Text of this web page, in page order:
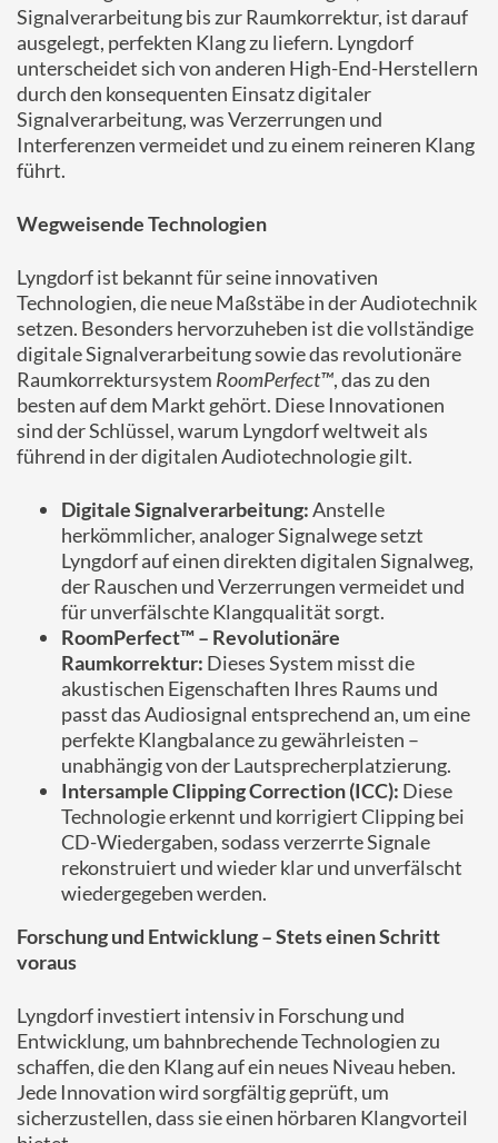
Signalverarbeitung bis zur Raumkorrektur, ist darauf
ausgelegt, perfekten Klang zu liefern. Lyngdorf
unterscheidet sich von anderen High-End-Herstellern
durch den konsequenten Einsatz digitaler
Signalverarbeitung, was Verzerrungen und
Interferenzen vermeidet und zu einem reineren Klang
führt.
Wegweisende Technologien
Lyngdorf ist bekannt für seine innovativen
Technologien, die neue Maßstäbe in der Audiotechnik
setzen. Besonders hervorzuheben ist die vollständige
digitale Signalverarbeitung sowie das revolutionäre
Raumkorrektursystem RoomPerfect™, das zu den
besten auf dem Markt gehört. Diese Innovationen
sind der Schlüssel, warum Lyngdorf weltweit als
führend in der digitalen Audiotechnologie gilt.
Digitale Signalverarbeitung:Anstelle
herkömmlicher, analoger Signalwege setzt
Lyngdorf auf einen direkten digitalen Signalweg,
der Rauschen und Verzerrungen vermeidet und
für unverfälschte Klangqualität sorgt.
RoomPerfect™ – Revolutionäre
Raumkorrektur: Dieses System misst die
akustischen Eigenschaften Ihres Raums und
passt das Audiosignal entsprechend an, um eine
perfekte Klangbalance zu gewährleisten –
unabhängig von der Lautsprecherplatzierung.
Intersample Clipping Correction (ICC): Diese
Technologie erkennt und korrigiert Clipping bei
CD-Wiedergaben, sodass verzerrte Signale
rekonstruiert und wieder klar und unverfälscht
wiedergegeben werden.
Forschung und Entwicklung – Stets einen Schritt
voraus
Lyngdorf investiert intensiv in Forschung und
Entwicklung, um bahnbrechende Technologien zu
schaffen, die den Klang auf ein neues Niveau heben.
Jede Innovation wird sorgfältig geprüft, um
sicherzustellen, dass sie einen hörbaren Klangvorteil